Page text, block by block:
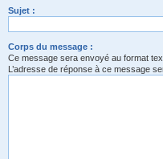
Sujet :
Corps du message :
Ce message sera envoyé au format
L’adresse de réponse à ce message